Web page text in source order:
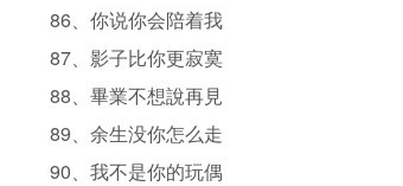
86、你说你会陪着我
87、影子比你更寂寞
88、畢業不想說再見
89、余生没你怎么走
90、我不是你的玩偶